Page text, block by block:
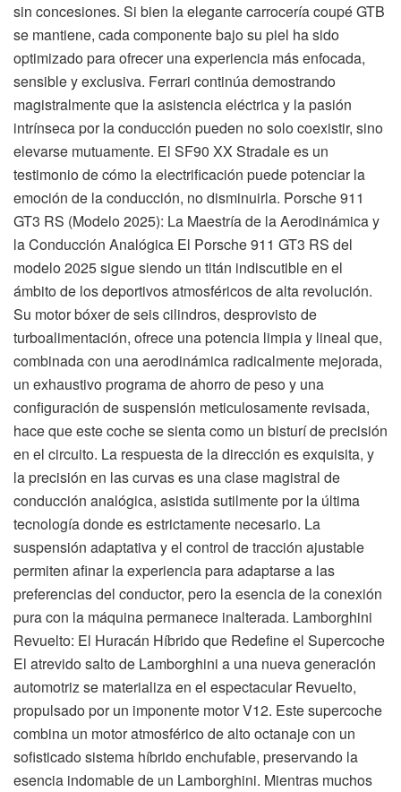
sin concesiones. Si bien la elegante carrocería coupé GTB
se mantiene, cada componente bajo su piel ha sido
optimizado para ofrecer una experiencia más enfocada,
sensible y exclusiva. Ferrari continúa demostrando
magistralmente que la asistencia eléctrica y la pasión
intrínseca por la conducción pueden no solo coexistir, sino
elevarse mutuamente. El SF90 XX Stradale es un
testimonio de cómo la electrificación puede potenciar la
emoción de la conducción, no disminuirla. Porsche 911
GT3 RS (Modelo 2025): La Maestría de la Aerodinámica y
la Conducción Analógica El Porsche 911 GT3 RS del
modelo 2025 sigue siendo un titán indiscutible en el
ámbito de los deportivos atmosféricos de alta revolución.
Su motor bóxer de seis cilindros, desprovisto de
turboalimentación, ofrece una potencia limpia y lineal que,
combinada con una aerodinámica radicalmente mejorada,
un exhaustivo programa de ahorro de peso y una
configuración de suspensión meticulosamente revisada,
hace que este coche se sienta como un bisturí de precisión
en el circuito. La respuesta de la dirección es exquisita, y
la precisión en las curvas es una clase magistral de
conducción analógica, asistida sutilmente por la última
tecnología donde es estrictamente necesario. La
suspensión adaptativa y el control de tracción ajustable
permiten afinar la experiencia para adaptarse a las
preferencias del conductor, pero la esencia de la conexión
pura con la máquina permanece inalterada. Lamborghini
Revuelto: El Huracán Híbrido que Redefine el Supercoche
El atrevido salto de Lamborghini a una nueva generación
automotriz se materializa en el espectacular Revuelto,
propulsado por un imponente motor V12. Este supercoche
combina un motor atmosférico de alto octanaje con un
sofisticado sistema híbrido enchufable, preservando la
esencia indomable de un Lamborghini. Mientras muchos